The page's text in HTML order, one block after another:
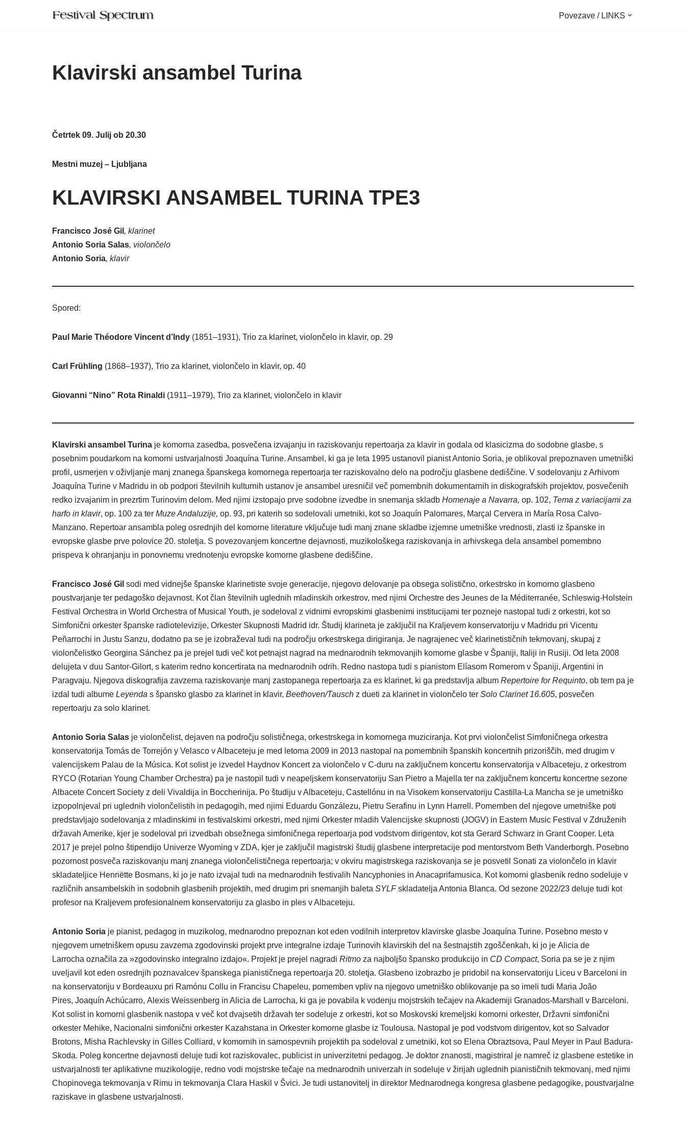
Povezave / LINKS
Klavirski ansambel Turina
Četrtek 09. Julij ob 20.30
Mestni muzej – Ljubljana
KLAVIRSKI ANSAMBEL TURINA TPE3
Francisco José Gil , klarinet
Antonio Soria Salas, violončelo
Antonio Soria, klavir
Spored:
Paul Marie Théodore Vincent d’Indy (1851–1931), Trio za klarinet, violončelo in klavir, op. 29
Carl Frühling (1868–1937), Trio za klarinet, violončelo in klavir, op. 40
Giovanni “Nino” Rota Rinaldi (1911–1979), Trio za klarinet, violončelo in klavir
Klavirski ansambel Turina je komorna zasedba, posvečena izvajanju in raziskovanju repertoarja za klavir in godala od klasicizma do sodobne glasbe, s
posebnim poudarkom na komorni ustvarjalnosti Joaquína Turine. Ansambel, ki ga je leta 1995 ustanovil pianist Antonio Soria, je oblikoval prepoznaven umetniški
profil, usmerjen v oživljanje manj znanega španskega komornega repertoarja ter raziskovalno delo na področju glasbene dediščine. V sodelovanju z Arhivom
Joaquína Turine v Madridu in ob podpori številnih kulturnih ustanov je ansambel uresničil več pomembnih dokumentarnih in diskografskih projektov, posvečenih
redko izvajanim in prezrtim Turinovim delom. Med njimi izstopajo prve sodobne izvedbe in snemanja skladb Homenaje a Navarra, op. 102, Tema z variacijami za
harfo in klavir, op. 100 za ter Muze Andaluzije, op. 93, pri katerih so sodelovali umetniki, kot so Joaquín Palomares, Marçal Cervera in María Rosa Calvo-
Manzano. Repertoar ansambla poleg osrednjih del komorne literature vključuje tudi manj znane skladbe izjemne umetniške vrednosti, zlasti iz španske in
evropske glasbe prve polovice 20. stoletja. S povezovanjem koncertne dejavnosti, muzikološkega raziskovanja in arhivskega dela ansambel pomembno
prispeva k ohranjanju in ponovnemu vrednotenju evropske komorne glasbene dediščine.
Francisco José Gil sodi med vidnejše španske klarinetiste svoje generacije, njegovo delovanje pa obsega solistično, orkestrsko in komorno glasbeno
poustvarjanje ter pedagoško dejavnost. Kot član številnih uglednih mladinskih orkestrov, med njimi Orchestre des Jeunes de la Méditerranée, Schleswig-Holstein
Festival Orchestra in World Orchestra of Musical Youth, je sodeloval z vidnimi evropskimi glasbenimi institucijami ter pozneje nastopal tudi z orkestri, kot so
Simfonični orkester španske radiotelevizije, Orkester Skupnosti Madrid idr. Študij klarineta je zaključil na Kraljevem konservatoriju v Madridu pri Vicentu
Peñarrochi in Justu Sanzu, dodatno pa se je izobraževal tudi na področju orkestrskega dirigiranja. Je nagrajenec več klarinetističnih tekmovanj, skupaj z
violončelistko Georgina Sánchez pa je prejel tudi več kot petnajst nagrad na mednarodnih tekmovanjih komorne glasbe v Španiji, Italiji in Rusiji. Od leta 2008
delujeta v duu Santor-Gilort, s katerim redno koncertirata na mednarodnih odrih. Redno nastopa tudi s pianistom Elíasom Romerom v Španiji, Argentini in
Paragvaju. Njegova diskografija zavzema raziskovanje manj zastopanega repertoarja za es klarinet, ki ga predstavlja album Repertoire for Requinto, ob tem pa je
izdal tudi albume Leyenda s špansko glasbo za klarinet in klavir, Beethoven/Tausch z dueti za klarinet in violončelo ter Solo Clarinet 16.605, posvečen
repertoarju za solo klarinet.
Antonio Soria Salas je violončelist, dejaven na področju solističnega, orkestrskega in komornega muziciranja. Kot prvi violončelist Simfoničnega orkestra
konservatorija Tomás de Torrejón y Velasco v Albaceteju je med letoma 2009 in 2013 nastopal na pomembnih španskih koncertnih prizoriščih, med drugim v
valencijskem Palau de la Música. Kot solist je izvedel Haydnov Koncert za violončelo v C-duru na zaključnem koncertu konservatorija v Albaceteju, z orkestrom
RYCO (Rotarian Young Chamber Orchestra) pa je nastopil tudi v neapeljskem konservatoriju San Pietro a Majella ter na zaključnem koncertu koncertne sezone
Albacete Concert Society z deli Vivaldija in Boccherinija. Po študiju v Albaceteju, Castellónu in na Visokem konservatoriju Castilla-La Mancha se je umetniško
izpopolnjeval pri uglednih violončelistih in pedagogih, med njimi Eduardu Gonzálezu, Pietru Serafinu in Lynn Harrell. Pomemben del njegove umetniške poti
predstavljajo sodelovanja z mladinskimi in festivalskimi orkestri, med njimi Orkester mladih Valencijske skupnosti (JOGV) in Eastern Music Festival v Združenih
državah Amerike, kjer je sodeloval pri izvedbah obsežnega simfoničnega repertoarja pod vodstvom dirigentov, kot sta Gerard Schwarz in Grant Cooper. Leta
2017 je prejel polno štipendijo Univerze Wyoming v ZDA, kjer je zaključil magistrski študij glasbene interpretacije pod mentorstvom Beth Vanderborgh. Posebno
pozornost posveča raziskovanju manj znanega violončelističnega repertoarja; v okviru magistrskega raziskovanja se je posvetil Sonati za violončelo in klavir
skladateljice Henriëtte Bosmans, ki jo je nato izvajal tudi na mednarodnih festivalih Nancyphonies in Anacaprifamusica. Kot komorni glasbenik redno sodeluje v
različnih ansambelskih in sodobnih glasbenih projektih, med drugim pri snemanjih baleta SYLFskladatelja Antonia Blanca. Od sezone 2022/23 deluje tudi kot
profesor na Kraljevem profesionalnem konservatoriju za glasbo in ples v Albaceteju.
Antonio Soria je pianist, pedagog in muzikolog, mednarodno prepoznan kot eden vodilnih interpretov klavirske glasbe Joaquína Turine. Posebno mesto v
njegovem umetniškem opusu zavzema zgodovinski projekt prve integralne izdaje Turinovih klavirskih del na šestnajstih zgoščenkah, ki jo je Alicia de
Larrocha označila za »zgodovinsko integralno izdajo«. Projekt je prejel nagradi Ritmo za najboljšo špansko produkcijo in CD Compact, Soria pa se je z njim
uveljavil kot eden osrednjih poznavalcev španskega pianističnega repertoarja 20. stoletja. Glasbeno izobrazbo je pridobil na konservatoriju Liceu v Barceloni in
na konservatoriju v Bordeauxu pri Ramónu Collu in Francisu Chapeleu, pomemben vpliv na njegovo umetniško oblikovanje pa so imeli tudi Maria João
Pires, Joaquín Achúcarro, Alexis Weissenberg in Alicia de Larrocha, ki ga je povabila k vodenju mojstrskih tečajev na Akademiji Granados-Marshall v Barceloni.
Kot solist in komorni glasbenik nastopa v več kot dvajsetih državah ter sodeluje z orkestri, kot so Moskovski kremeljski komorni orkester, Državni simfonični
orkester Mehike, Nacionalni simfonični orkester Kazahstana in Orkester komorne glasbe iz Toulousa. Nastopal je pod vodstvom dirigentov, kot so Salvador
Brotons, Misha Rachlevsky in Gilles Colliard, v komornih in samospevnih projektih pa sodeloval z umetniki, kot so Elena Obraztsova, Paul Meyer in Paul Badura-
Skoda. Poleg koncertne dejavnosti deluje tudi kot raziskovalec, publicist in univerzitetni pedagog. Je doktor znanosti, magistriral je namreč iz glasbene estetike in
ustvarjalnosti ter aplikativne muzikologije, redno vodi mojstrske tečaje na mednarodnih univerzah in sodeluje v žirijah uglednih pianističnih tekmovanj, med njimi
Chopinovega tekmovanja v Rimu in tekmovanja Clara Haskil v Švici. Je tudi ustanovitelj in direktor Mednarodnega kongresa glasbene pedagogike, poustvarjalne
raziskave in glasbene ustvarjalnosti.